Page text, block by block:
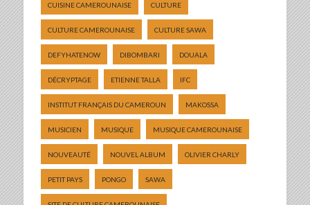
CUISINE CAMEROUNAISE CULTURE
CULTURE CAMEROUNAISE CULTURE SAWA
DEFYHATENOW DIBOMBARI DOUALA
DÉCRYPTAGE ETIENNE TALLA IFC
INSTITUT FRANÇAIS DU CAMEROUN MAKOSSA
MUSICIEN MUSIQUE MUSIQUE CAMEROUNAISE
NOUVEAUTÉ NOUVEL ALBUM OLIVIER CHARLY
PETIT PAYS PONGO SAWA